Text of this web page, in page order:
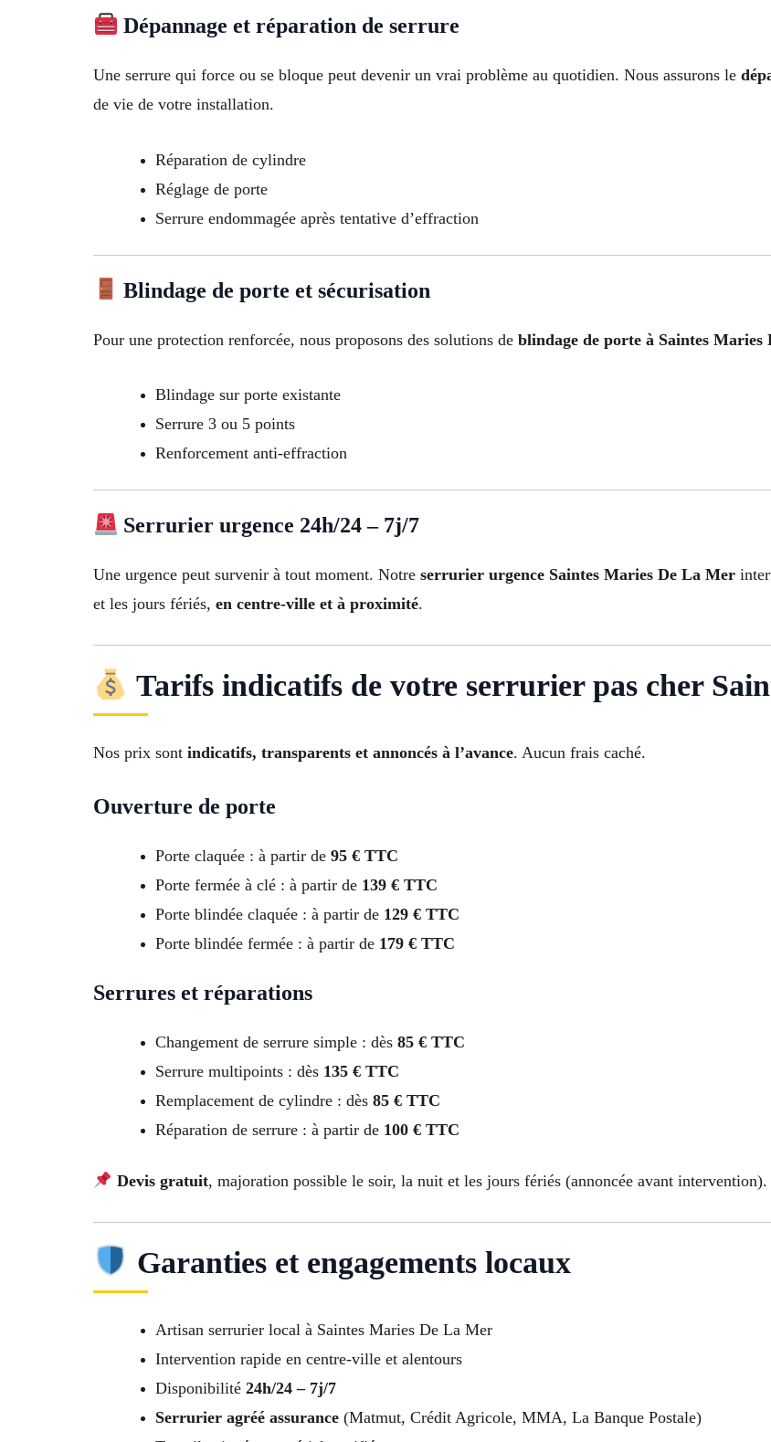
Dépannage et réparation de serrure
Une serrure qui force ou se bloque peut devenir un vrai problème au quotidien. Nous assurons le
de vie de votre installation.
Réparation de cylindre
Réglage de porte
Serrure endommagée après tentative d’effraction
Blindage de porte et sécurisation
Pour une protection renforcée, nous proposons des solutions de blindage de porte à Saintes Maries
Blindage sur porte existante
Serrure 3 ou 5 points
Renforcement anti-effraction
Serrurier urgence 24h/24 – 7j/7
Une urgence peut survenir à tout moment. Notre serrurier urgence Saintes Maries De La Mer
et les jours fériés, en centre-ville et à proximité.
Tarifs indicatifs de votre serrurier pas cher
Nos prix sont indicatifs, transparents et annoncés à l’avance. Aucun frais caché.
Ouverture de porte
Porte claquée : à partir de 95 € TTC
Porte fermée à clé : à partir de 139 € TTC
Porte blindée claquée : à partir de 129 € TTC
Porte blindée fermée : à partir de 179 € TTC
Serrures et réparations
Changement de serrure simple : dès 85 € TTC
Serrure multipoints : dès 135 € TTC
Remplacement de cylindre : dès 85 € TTC
Réparation de serrure : à partir de 100 € TTC
Devis gratuit, majoration possible le soir, la nuit et les jours fériés (annoncée avant intervention).
Garanties et engagements locaux
Artisan serrurier local à Saintes Maries De La Mer
Intervention rapide en centre-ville et alentours
Disponibilité 24h/24 – 7j/7
Serrurier agréé assurance (Matmut, Crédit Agricole, MMA, La Banque Postale)